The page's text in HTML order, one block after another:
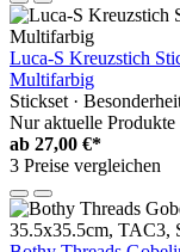
Luca-S Kreuzstich
Multifarbig
Stickset ·
Nur aktuelle Produkte
ab 27,00 €*
3 Preise vergleichen